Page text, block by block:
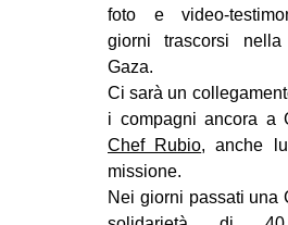
GENERI
CULTURE
foto e video-
giorni trascorsi
Gaza.
Ci sarà un
i compagni ancora a
Chef Rubio, anche
missione.
Nei giorni passati una